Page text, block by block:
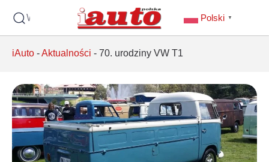
Wyszukaj Polski ▼
iAuto -Aktualności - 70. urodziny VW T1